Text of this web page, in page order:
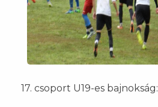
17. csoport U19-es bajnokság: